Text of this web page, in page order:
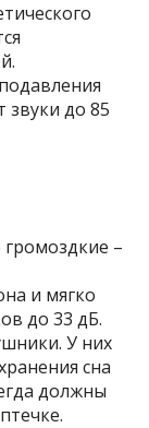
звуки до 85
–
и мягко
до 33 дБ.
У них
сна
должны